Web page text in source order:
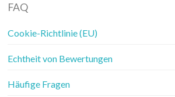
FAQ
Cookie-Richtlinie (EU)
Echtheit von Bewertungen
Häufige Fragen